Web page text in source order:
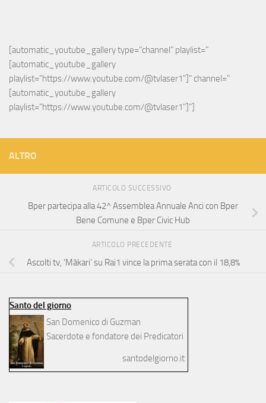
[automatic_youtube_gallery type="channel" playlist="
[automatic_youtube_gallery
playlist="https://www.youtube.com/@tvlaser1"]" channel="
[automatic_youtube_gallery
playlist="https://www.youtube.com/@tvlaser1"]"]
ALTRO
ARTICOLO SUCCESSIVO
Bper partecipa alla 42^ Assemblea Annuale Anci con Bper
Bene Comune e Bper Civic Hub
ARTICOLO PRECEDENTE
Ascolti tv, ‘Màkari’ su Rai1 vince la prima serata con il 18,8%
Santo del giorno
San Domenico di Guzman
Sacerdote e fondatore dei Predicatori
santodelgiorno.it